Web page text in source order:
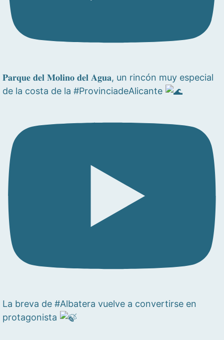
𝐏𝐚𝐫𝐪𝐮𝐞 𝐝𝐞𝐥 𝐌𝐨𝐥𝐢𝐧𝐨 𝐝𝐞𝐥 𝐀𝐠𝐮𝐚, un rincón muy especial
de la costa de la #ProvinciadeAlicante
La breva de #Albatera vuelve a convertirse en
protagonista